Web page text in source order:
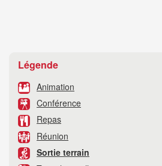
Légende
Animation
Conférence
Repas
Réunion
Sortie terrain